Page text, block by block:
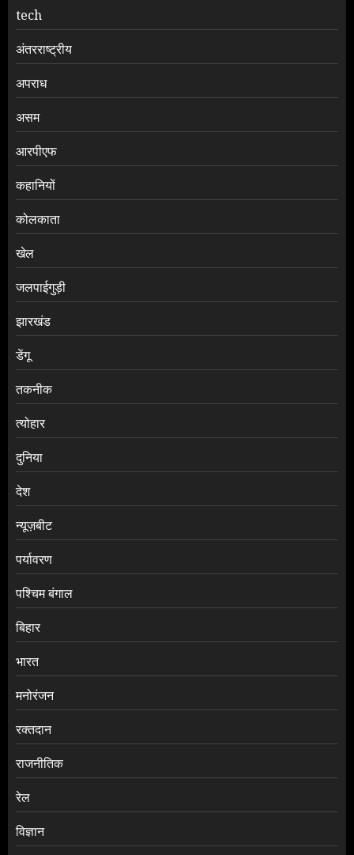
tech
अंतरराष्ट्रीय
अपराध
असम
आरपीएफ
कहानियों
कोलकाता
खेल
जलपाईगुड़ी
झारखंड
डेंगू
तकनीक
त्योहार
दुनिया
देश
न्यूज़बीट
पर्यावरण
पश्चिम बंगाल
बिहार
भारत
मनोरंजन
रक्तदान
राजनीतिक
रेल
विज्ञान